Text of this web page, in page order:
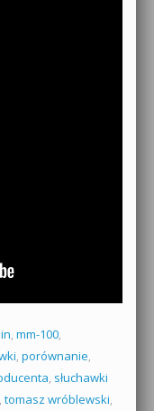
, mm-100,
, porównanie,
, słuchawki
, tomasz wróblewski,